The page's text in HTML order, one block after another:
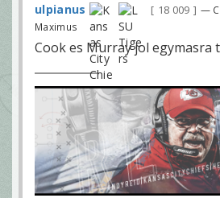
ulpianus 18 009
—
Maximus
Cook es Murray jol egymasra